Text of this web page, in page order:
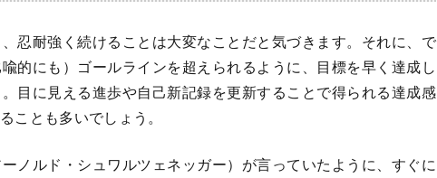
忍耐強く続けることは大変なことだと気づきます。それに、で
的にも）ゴールラインを超えられるように、目標を早く達成し
目に見える進歩や自己新記録を更新することで得られる達成感
ことも多いでしょう。
ノルド・シュワルツェネッガー）が言っていたように、すぐに